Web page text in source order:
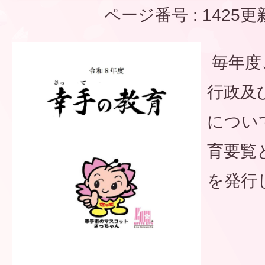
ページ番号 : 1425更
毎年
行政及
につい
育要覧
を発行